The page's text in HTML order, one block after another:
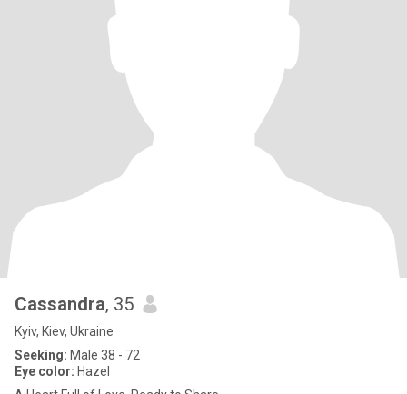
Cassandra, 35
Kyiv, Kiev, Ukraine
Seeking: Male 38 - 72
Eye color: Hazel